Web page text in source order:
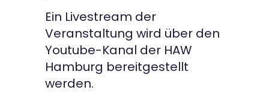
Ein Livestream der
Veranstaltung wird über den
Youtube-Kanal der HAW
Hamburg bereitgestellt
werden.